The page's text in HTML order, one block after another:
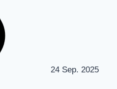
24 Sep. 2025